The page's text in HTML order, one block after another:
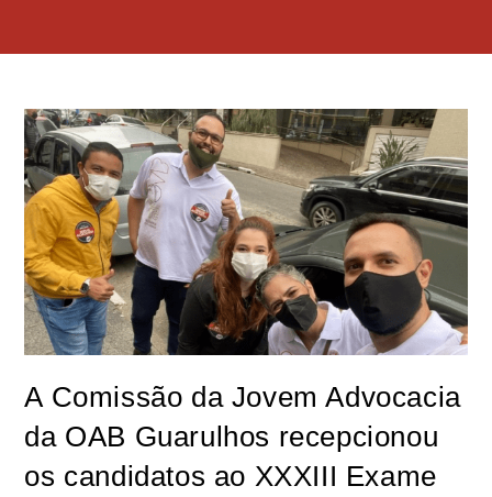
A Comissão da Jovem Advocacia
da OAB Guarulhos recepcionou
os candidatos ao XXXIII Exame